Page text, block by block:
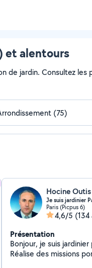
et alentours
de jardin. Consultez
Hocine Outis
Je suis jardinier
Paris (Picpus 6)
4,6/5 (134
Présentation
Bonjour, je suis
Réalise des missions ponctuelles